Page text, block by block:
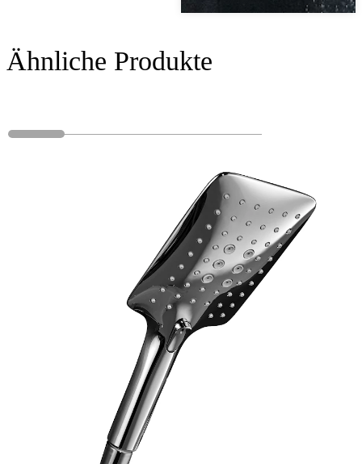
Ähnliche Produkte